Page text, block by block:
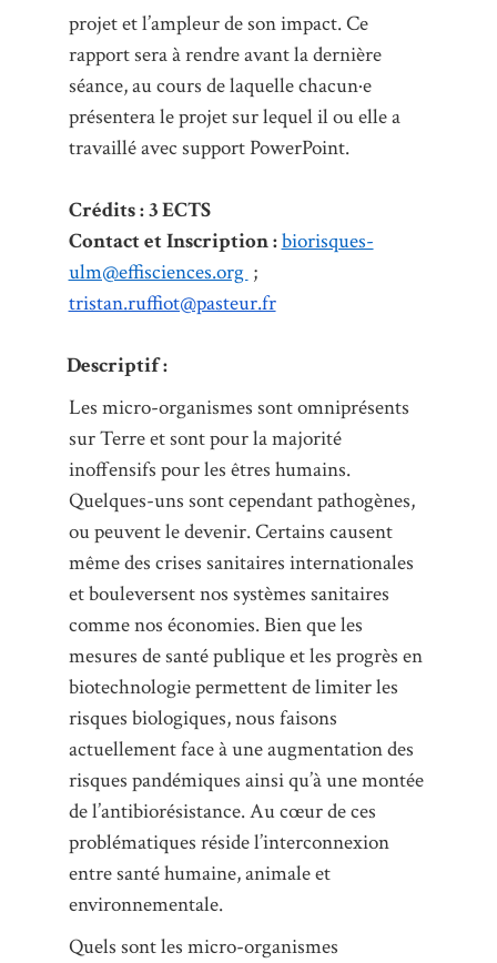
projet et l’ampleur de son impact. Ce
rapport sera à rendre avant la dernière
séance, au cours de laquelle chacun·e
présentera le projet sur lequel il ou elle a
travaillé avec support PowerPoint.
Crédits : 3 ECTS
Contact et Inscription :biorisques-
ulm@effisciences.org ;
tristan.ruffiot@pasteur.fr
Descriptif :
Les micro-organismes sont omniprésents
sur Terre et sont pour la majorité
inoffensifs pour les êtres humains.
Quelques-uns sont cependant pathogènes,
ou peuvent le devenir. Certains causent
même des crises sanitaires internationales
et bouleversent nos systèmes sanitaires
comme nos économies. Bien que les
mesures de santé publique et les progrès en
biotechnologie permettent de limiter les
risques biologiques, nous faisons
actuellement face à une augmentation des
risques pandémiques ainsi qu’à une montée
de l’antibiorésistance. Au cœur de ces
problématiques réside l’interconnexion
entre santé humaine, animale et
environnementale.
Quels sont les micro-organismes